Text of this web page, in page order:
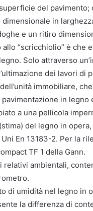
del
in
e un ritiro
“scricchiolio” è
Solo attraverso
dei lavori
immobiliare,
in
a una pellicola
del legno in
En 13183-2. Per la
TF 1 della Gann.
relativi ambientali,
di umidità nel legno in
la differenza di